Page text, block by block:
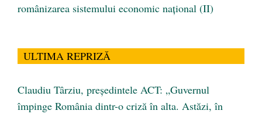
românizarea sistemului economic naţional (II)
ULTIMA REPRIZĂ
Claudiu Târziu, președintele ACT: „Guvernul
împinge România dintr-o criză în alta. Astăzi, în